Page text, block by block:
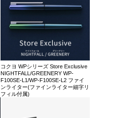
コクヨ WPシリーズ Store Exclusive
NIGHTFALL/GREENERY WP-
F100SE-L1/WP-F100SE-L2 ファイ
ンライター(ファインライター細字リ
フィル付属)